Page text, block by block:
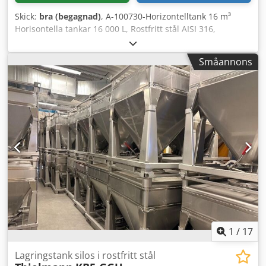
information, ring oss eller skicka ett e-postmeddelande till
b.barth(at)barth-tank.de. Inbyte och köp av
tankar/behållare av alla slag är möjligt, kontakta oss
angående detta. Vi har även dessa tankar i följande
storlekar ständigt i lager: - 10 000, 13 000, 16 000, 20 000,
25 000, 30 000, 40 000, 50 000, 60 000, 80 000 liter.
Skick: bra (begagnad), A-100730-Horizontelltank 16 m³
Horisontella tankar 16 000 L, Rostfritt stål AISI 316,
Dimensioner: Ø 2 530 mm x H 2 900 mm x L 3 800 mm
Manlucka fram Chodpfjiiyufex Aknea
Småannons
1 / 17
Lagringstank silos i rostfritt stål